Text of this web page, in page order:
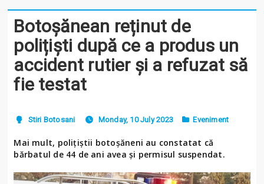
Botoșănean reținut de
polițiști după ce a produs un
accident rutier și a refuzat să
fie testat
Stiri Botosani Monday, 10 July 2023 Eveniment
Mai mult, polițiștii botoșăneni au constatat că
bărbatul de 44 de ani avea și permisul suspendat.